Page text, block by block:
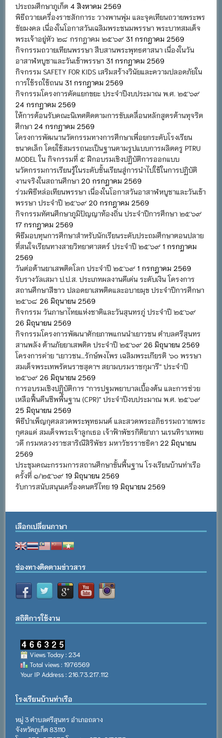
ประถมศึกษาภูเก็ต 4 สิงหาคม 2569
พิธีถวายเครื่องราชสักการะ วางพานพุ่ม และจุดเทียนถวายพระพร
ชัยมงคล เนื่องในโอกาสวันเฉลิมพระชนมพรรษา พระบาทสมเด็จ
พระเจ้าอยู่หัว ๒๘ กรกฎาคม ๒๕๖๙ 31 กรกฎาคม 2569
กิจกรรมถวายเทียนพรรษา สืบสานพระพุทธศาสนา เนื่องในวัน
อาสาฬหบูชาและวันเข้าพรรษา 31 กรกฎาคม 2569
กิจกรรม SAFETY FOR KIDS เสริมสร้างวินัยและความปลอดภัยใน
การใช้รถใช้ถนน 31 กรกฎาคม 2569
กิจกรรมโครงการคัดแยกขยะ ประจำปีงบประมาณ พ.ศ. ๒๕๖๙
24 กรกฎาคม 2569
ให้การต้อนรับคณะนิเทศติดตามการขับเคลื่อนหลักสูตรต้านทุจริต
ศึกษา 24 กรกฎาคม 2569
โครงการพัฒนานวัตกรรมทางการศึกษาเพื่อยกระดับโรงเรียน
ขนาดเล็ก โดยใช้สมรรถนะเป็นฐานตามรูปแบบการผลิตครู PTRU
MODEL ใน กิจกรรมที่ ๕ ฝึกอบรมเชิงปฏิบัติการออกแบบ
นวัตกรรมการเรียนรู้ในระดับชั้นเรียนสู่การนำไปใช้ในการปฏิบัติ
งานจริงในสถานศึกษา 20 กรกฎาคม 2569
ร่วมพิธีหล่อเทียนพรรษา เนื่องในโอกาสวันอาสาฬหบูชาและวันเข้า
พรรษา ประจำปี ๒๕๖๙ 20 กรกฎาคม 2569
กิจกรรมทัศนศึกษาภูมิปัญญาท้องถิ่น ประจำปีการศึกษา ๒๕๖๙
17 กรกฎาคม 2569
พิธีมอบทุนการศึกษาสำหรับนักเรียนระดับประถมศึกษาตอนปลาย
ที่สนใจเรียนทางสายวิทยาศาสตร์ ประจำปี ๒๕๖๙ 1 กรกฎาคม
2569
วันต่อต้านยาเสพติดโลก ประจำปี ๒๕๖๙ 1 กรกฎาคม 2569
รับรางวัลเสมา ป.ป.ส. ประเภทผลงานดีเด่น ระดับเงิน โครงการ
สถานศึกษาสีขาว ปลอดยาเสพติดและอบายมุข ประจำปีการศึกษา
๒๕๖๘ 26 มิถุนายน 2569
กิจกรรม วันภาษาไทยแห่งชาติและวันสุนทรภู่ ประจำปี ๒๕๖๙
26 มิถุนายน 2569
กิจกรรมโครงการพัฒนาศักยภาพแกนนำเยาวชน ตำบลศรีสุนทร
สานพลัง ต้านภัยยาเสพติด ประจำปี ๒๕๖๙ 26 มิถุนายน 2569
โครงการค่าย “เยาวชน…รักษ์พงไพร เฉลิมพระเกียรติ ๖๐ พรรษา
สมเด็จพระเทพรัตนราชสุดาฯ สยามบรมราชกุมารี” ประจำปี
๒๕๖๙ 26 มิถุนายน 2569
การอบรมเชิงปฏิบัติการ “การปฐมพยาบาลเบื้องต้น และการช่วย
เหลือฟื้นคืนชีพพื้นฐาน (CPR)” ประจำปีงบประมาณ พ.ศ. ๒๕๖๙
25 มิถุนายน 2569
พิธีบำเพ็ญกุศลสวดพระพุทธมนต์ และสวดพระอภิธรรมถวายพระ
กุศลแด่ สมเด็จพระเจ้าลูกเธอ เจ้าฟ้าพัชรกิติยาภา นเรนทิราเทพย
วดี กรมหลวงราชสาริณีสิริพัชร มหาวัชรราชธิดา 22 มิถุนายน
2569
ประชุมคณะกรรมการสถานศึกษาขั้นพื้นฐาน โรงเรียนบ้านท่าเรือ
ครั้งที่ ๑/๒๕๖๙ 19 มิถุนายน 2569
รับการสนับสนุนเครื่องดนตรีไทย 19 มิถุนายน 2569
เลือกเปลี่ยนภาษา
ช่องทางติดตามข่าวสาร
สถิติการใช้งาน
Views Today : 234
Total views : 1976569
Your IP Address : 216.73.217.112
โรงเรียนบ้านท่าเรือ
หมู่ 3 ตำบลศรีสุนทร อำเภอถลาง
จังหวัดภูเก็ต 83110